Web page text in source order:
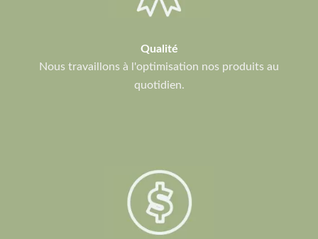
Qualité
Nous travaillons à l'optimisation nos produits au
quotidien.